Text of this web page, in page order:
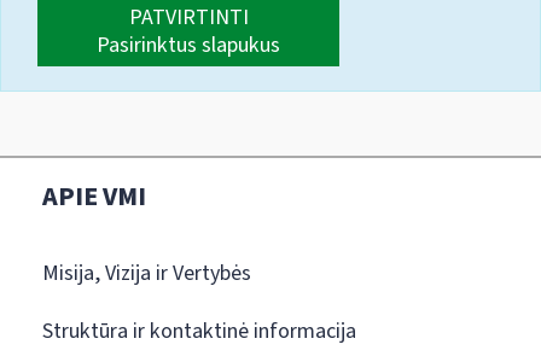
PATVIRTINTI
Pasirinktus slapukus
APIE VMI
Misija, Vizija ir Vertybės
Struktūra ir kontaktinė informacija